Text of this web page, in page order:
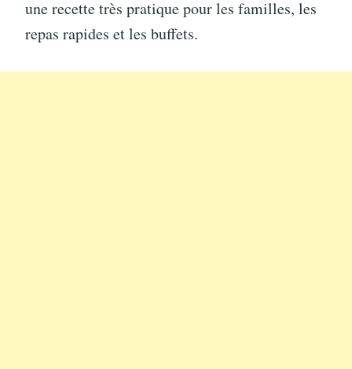
une recette très pratique pour les familles, les
repas rapides et les buffets.